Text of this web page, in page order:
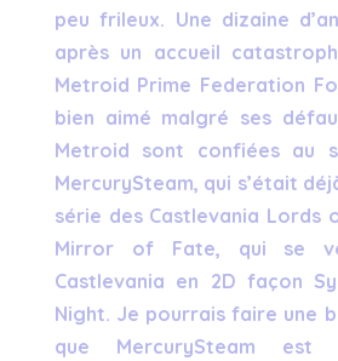
peu frileux. Une dizaine
après un accueil
Metroid Prime Federation
bien aimé malgré ses
Metroid sont confiées au
MercurySteam, qui s’était
série des Castlevania Lords
Mirror of Fate, qui se
Castlevania en 2D façon
Night. Je pourrais faire une
que MercurySteam est